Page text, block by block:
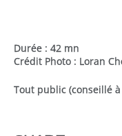
Durée : 42 mn
Crédit Photo : Loran
Tout public (conseillé